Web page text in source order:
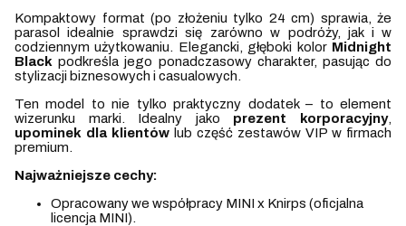
Kompaktowy format (po złożeniu tylko 24 cm) sprawia, że
parasol idealnie sprawdzi się zarówno w podróży, jak i w
codziennym użytkowaniu. Elegancki, głęboki kolor Midnight
Black podkreśla jego ponadczasowy charakter, pasując do
stylizacji biznesowych i casualowych.
Ten model to nie tylko praktyczny dodatek – to element
wizerunku marki. Idealny jako prezent korporacyjny,
upominek dla klientów lub część zestawów VIP w firmach
premium.
Najważniejsze cechy:
Opracowany we współpracy MINI x Knirps (oficjalna
licencja MINI).